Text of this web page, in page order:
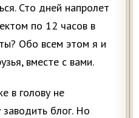
Сто дней напролет
по 12 часов в
Обо всем этом я и
вместе с вами.
в голову не
блог. Но